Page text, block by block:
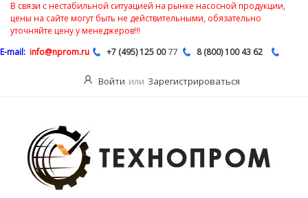
В связи с нестабильной ситуацией на рынке насосной продукции,
цены на сайте могут быть не действительными, обязательно
уточняйте цену у менеджеров!!!
E-mail: info@nprom.ru +7 (495) 125 0077 8 (800) 100 43 62
Войти или Зарегистрироваться